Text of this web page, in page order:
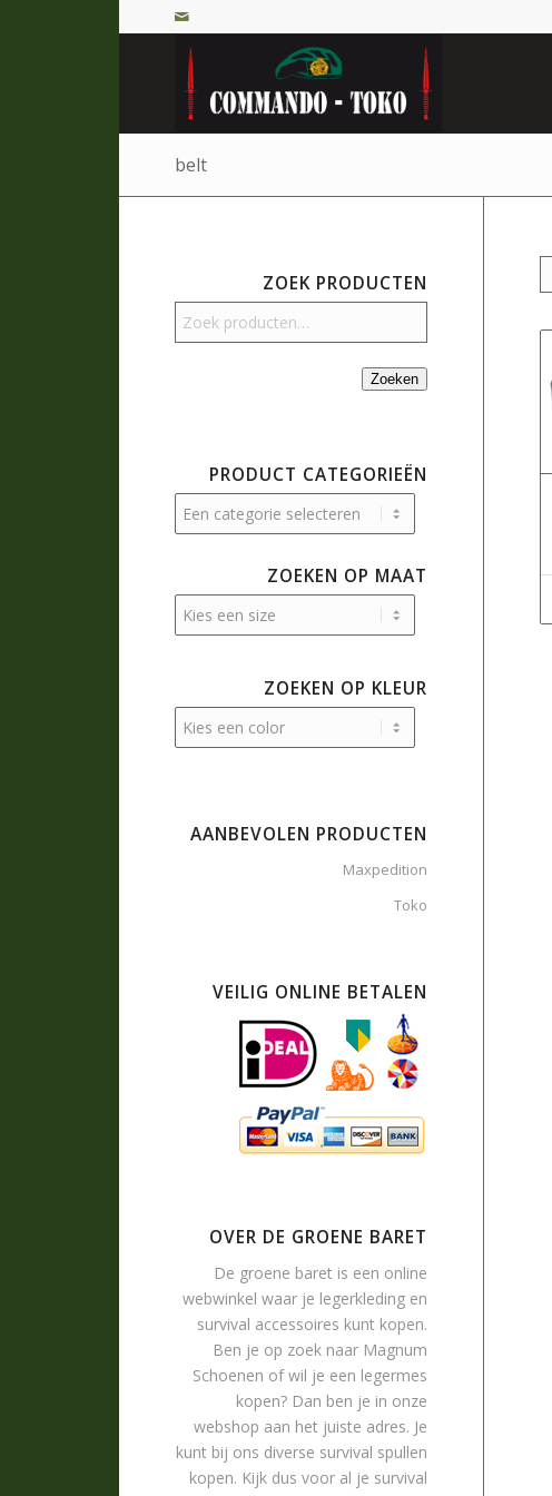
belt
ZOEK PRODUCTEN
Zoeken
PRODUCT CATEGORIEËN
ZOEKEN OP MAAT
ZOEKEN OP KLEUR
AANBEVOLEN PRODUCTEN
Maxpedition
Toko
VEILIG ONLINE BETALEN
OVER DE GROENE BARET
De groene baret is een online
webwinkel waar je legerkleding en
survival accessoires kunt kopen.
Ben je op zoek naar Magnum
Schoenen of wil je een legermes
kopen? Dan ben je in onze
webshop aan het juiste adres. Je
kunt bij ons diverse survival spullen
kopen. Kijk dus voor al je survival